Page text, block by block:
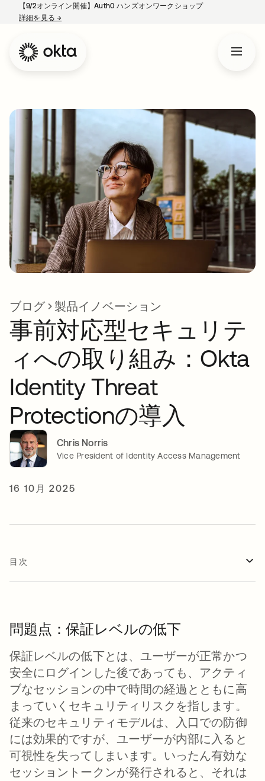
【9/2オンライン開催】Auth0 ハンズオンワークショップ
詳細を見る→
ブログ 製品イノベーション
事前対応型セキュリテ
ィへの取り組み：Okta
Identity Threat
Protectionの導入
Chris Norris
Vice President of Identity Access Management
16 10月 2025
目次
問題点：保証レベルの低下
保証レベルの低下とは、ユーザーが正常かつ
安全にログインした後であっても、アクティ
ブなセッションの中で時間の経過とともに高
まっていくセキュリティリスクを指します。
従来のセキュリティモデルは、入口での防御
には効果的ですが、ユーザーが内部に入ると
可視性を失ってしまいます。いったん有効な
セッショントークンが発行されると、それは